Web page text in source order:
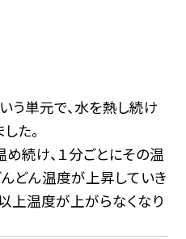
う単元で、水を熱し続け
た。
続け、１分ごとにその温
どん温度が上昇していき
上温度が上がらなくなり